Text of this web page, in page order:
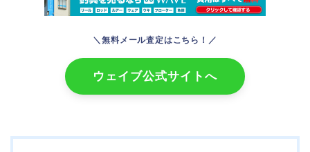
＼無料メール査定はこちら！／
ウェイブ公式サイトへ